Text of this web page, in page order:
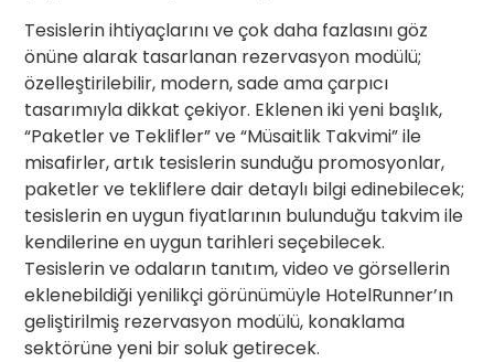
Tesislerin ihtiyaçlarını ve çok daha fazlasını göz
önüne alarak tasarlanan rezervasyon modülü;
özelleştirilebilir, modern, sade ama çarpıcı
tasarımıyla dikkat çekiyor. Eklenen iki yeni başlık,
“Paketler ve Teklifler” ve “Müsaitlik Takvimi” ile
misafirler, artık tesislerin sunduğu promosyonlar,
paketler ve tekliflere dair detaylı bilgi edinebilecek;
tesislerin en uygun fiyatlarının bulunduğu takvim ile
kendilerine en uygun tarihleri seçebilecek.
Tesislerin ve odaların tanıtım, video ve görsellerin
eklenebildiği yenilikçi görünümüyle HotelRunner’ın
geliştirilmiş rezervasyon modülü, konaklama
sektörüne yeni bir soluk getirecek.